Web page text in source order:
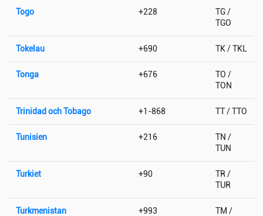
Togo +228
TG /
TGO
Tokelau +690 TK / TKL
Tonga +676
TO /
TON
Trinidad och Tobago +1-868 TT / TTO
Tunisien +216
TN /
TUN
Turkiet +90
TR /
TUR
Turkmenistan +993
TM /